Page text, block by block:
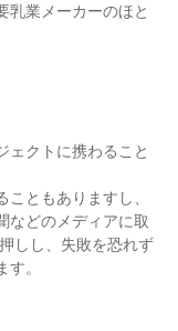
乳業メーカーのほと
ェクトに携わること
ともありますし、
などのメディアに取
しし、失敗を恐れず
。